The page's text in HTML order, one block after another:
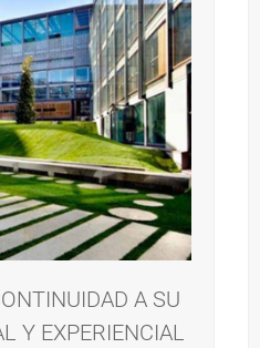
A SU
Y EXPERIENCIAL